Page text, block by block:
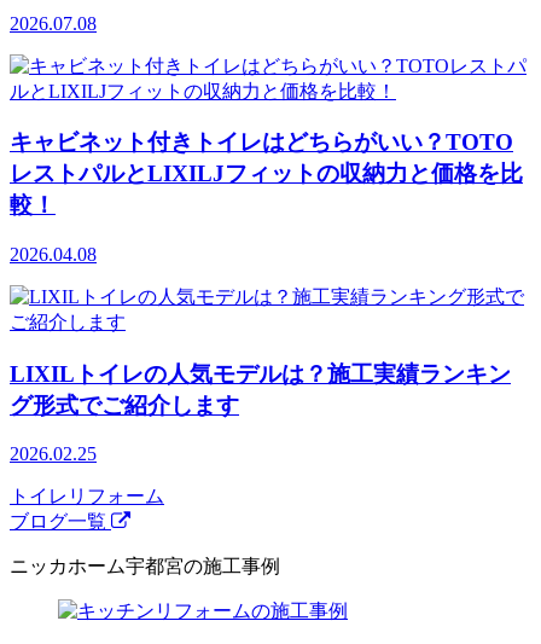
2026.07.08
キャビネット付きトイレはどちらがいい？TOTO
レストパルとLIXILJフィットの収納力と価格を比
較！
2026.04.08
LIXILトイレの人気モデルは？施工実績ランキン
グ形式でご紹介します
2026.02.25
トイレリフォーム
ブログ一覧
ニッカホーム宇都宮の施工事例